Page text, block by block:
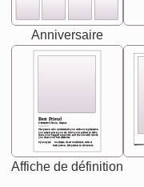
Anniversaire
Best Friend
[<NAME>] Noun, feminie
Synonyms: Soulmate, closet confidante, sister at
heart person, life partner in adventure.
The person who understands you without explanation
you accepts just as you are. She's your partner in life's,
chaos your biggest supporter, and the one with whom
you share your best memories.
Affiche de définition